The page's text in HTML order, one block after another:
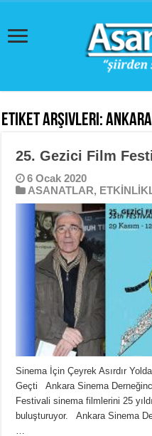
Etiket Arşivleri:
25. Gezici Film
6 Ocak 2020
ASANATLAR,
Sinema İçin Çeyrek Asırdır
Geçti Ankara Sinema
Festivali sinema filmlerini 25
buluşturuyor. Ankara Sinema